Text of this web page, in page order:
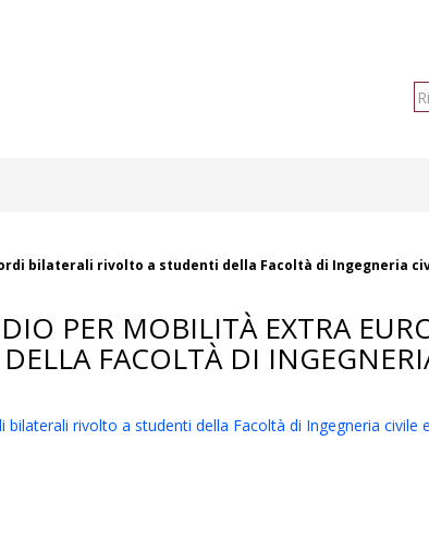
bilaterali rivolto a studenti della Facoltà di Ingegneria
PER MOBILITÀ EXTRA
FACOLTÀ DI
rivolto a studenti della Facoltà di Ingegneria civile